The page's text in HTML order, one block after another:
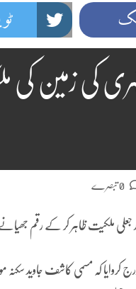
کی زمین کی
ملکیت ظاہر کر کے رقم جھیانے
کروایا کہ مسمی کاشف جاوید